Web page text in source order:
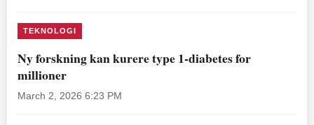
TEKNOLOGI
Ny forskning kan kurere type 1-diabetes for
millioner
March 2, 2026 6:23 PM